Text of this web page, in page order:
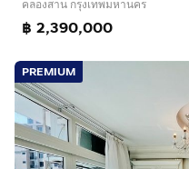
คลองสาน กรุงเทพมหานคร
฿ 2,390,000
PREMIUM